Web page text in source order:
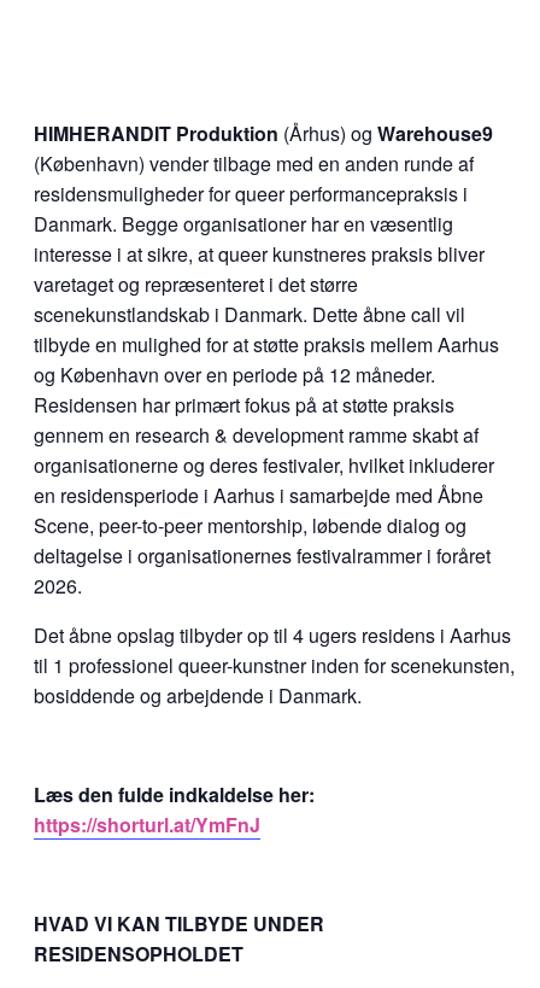
HIMHERANDIT Produktion (Århus) ogWarehouse9
(København) vender tilbage med en anden runde af
residensmuligheder for queer performancepraksis i
Danmark. Begge organisationer har en væsentlig
interesse i at sikre, at queer kunstneres praksis bliver
varetaget og repræsenteret i det større
scenekunstlandskab i Danmark. Dette åbne call vil
tilbyde en mulighed for at støtte praksis mellem Aarhus
og København over en periode på 12 måneder.
Residensen har primært fokus på at støtte praksis
gennem en research & development ramme skabt af
organisationerne og deres festivaler, hvilket inkluderer
en residensperiode i Aarhus i samarbejde med Åbne
Scene, peer-to-peer mentorship, løbende dialog og
deltagelse i organisationernes festivalrammer i foråret
2026.
Det åbne opslag tilbyder op til 4 ugers residens i Aarhus
til 1 professionel queer-kunstner inden for scenekunsten,
bosiddende og arbejdende i Danmark.
Læs den fulde indkaldelse her:
https://shorturl.at/YmFnJ
HVAD VI KAN TILBYDE UNDER
RESIDENSOPHOLDET